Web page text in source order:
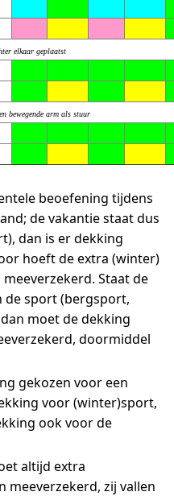
elkaar geplaatst
bewegende arm als stuur
beoefening tijdens
de vakantie staat dus
dan is er dekking
hoeft de extra (winter)
Staat de
de sport (bergsport,
moet de dekking
doormiddel
gekozen voor een
voor (winter)sport,
ook voor de
altijd extra
zij vallen